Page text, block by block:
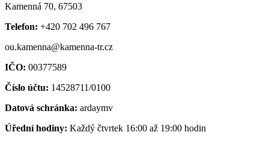
Kamenná 70, 67503
Telefon: +420 702 496 767
ou.kamenna@kamenna-tr.cz
IČO: 00377589
Číslo účtu: 14528711/0100
Datová schránka: ardaymv
Úřední hodiny: Každý čtvrtek 16:00 až 19:00 hodin